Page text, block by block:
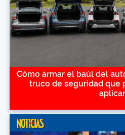
Cómo armar el baúl del
truco de seguridad que